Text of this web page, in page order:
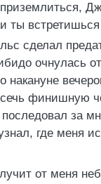
ты
сделал
очнулась
накануне
финишную
за
где меня
от меня